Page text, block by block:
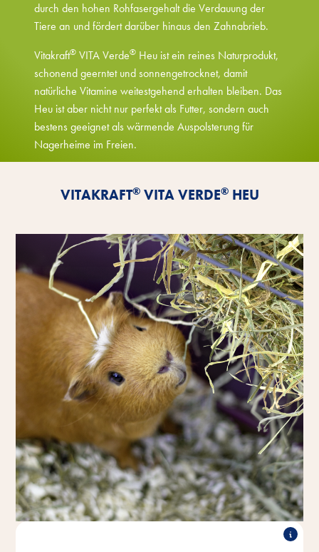
durch den hohen Rohfasergehalt die Verdauung der
Tiere an und fördert darüber hinaus den Zahnabrieb.
Vitakraft® VITA Verde® Heu ist ein reines Naturprodukt,
schonend geerntet und sonnengetrocknet, damit
natürliche Vitamine weitestgehend erhalten bleiben. Das
Heu ist aber nicht nur perfekt als Futter, sondern auch
bestens geeignet als wärmende Auspolsterung für
Nagerheime im Freien.
VITAKRAFT®VITA VERDE®HEU